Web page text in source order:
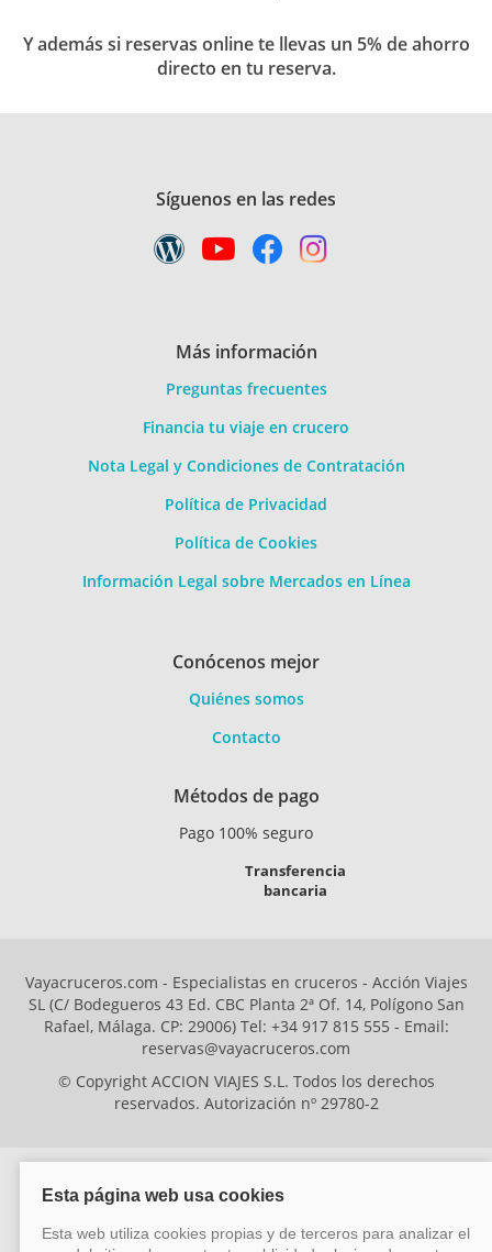
Y además si reservas online te llevas un 5% de ahorro
directo en tu reserva.
Síguenos en las redes
Más información
Preguntas frecuentes
Financia tu viaje en crucero
Nota Legal y Condiciones de Contratación
Política de Privacidad
Política de Cookies
Información Legal sobre Mercados en Línea
Conócenos mejor
Quiénes somos
Contacto
Métodos de pago
Pago 100% seguro
Transferencia
bancaria
Vayacruceros.com - Especialistas en cruceros - Acción Viajes
SL (C/ Bodegueros 43 Ed. CBC Planta 2ª Of. 14, Polígono San
Rafael, Málaga. CP: 29006) Tel: +34 917 815 555 - Email:
reservas@vayacruceros.com
© Copyright ACCION VIAJES S.L. Todos los derechos
reservados. Autorización nº 29780-2